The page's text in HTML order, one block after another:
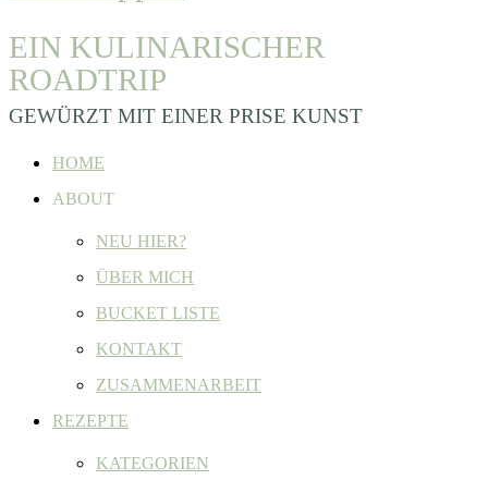
EIN KULINARISCHER
ROADTRIP
GEWÜRZT MIT EINER PRISE KUNST
HOME
ABOUT
NEU HIER?
ÜBER MICH
BUCKET LISTE
KONTAKT
ZUSAMMENARBEIT
REZEPTE
KATEGORIEN